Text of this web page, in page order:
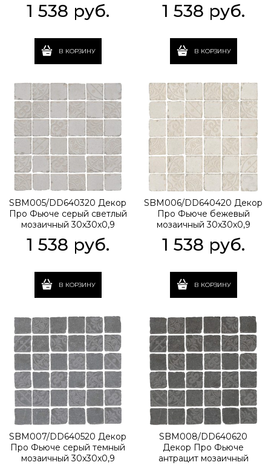
1 538 руб.
В КОРЗИНУ
1 538 руб.
В КОРЗИНУ
SBM005/DD640320 Декор
Про Фьюче серый светлый
мозаичный 30x30x0,9
1 538 руб.
В КОРЗИНУ
SBM006/DD640420 Декор
Про Фьюче бежевый
мозаичный 30x30x0,9
1 538 руб.
В КОРЗИНУ
SBM007/DD640520 Декор
Про Фьюче серый темный
мозаичный 30x30x0,9
SBM008/DD640620
Декор Про Фьюче
антрацит мозаичный